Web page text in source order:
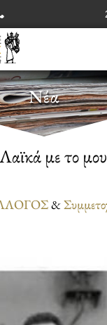
Νέα
με το
&